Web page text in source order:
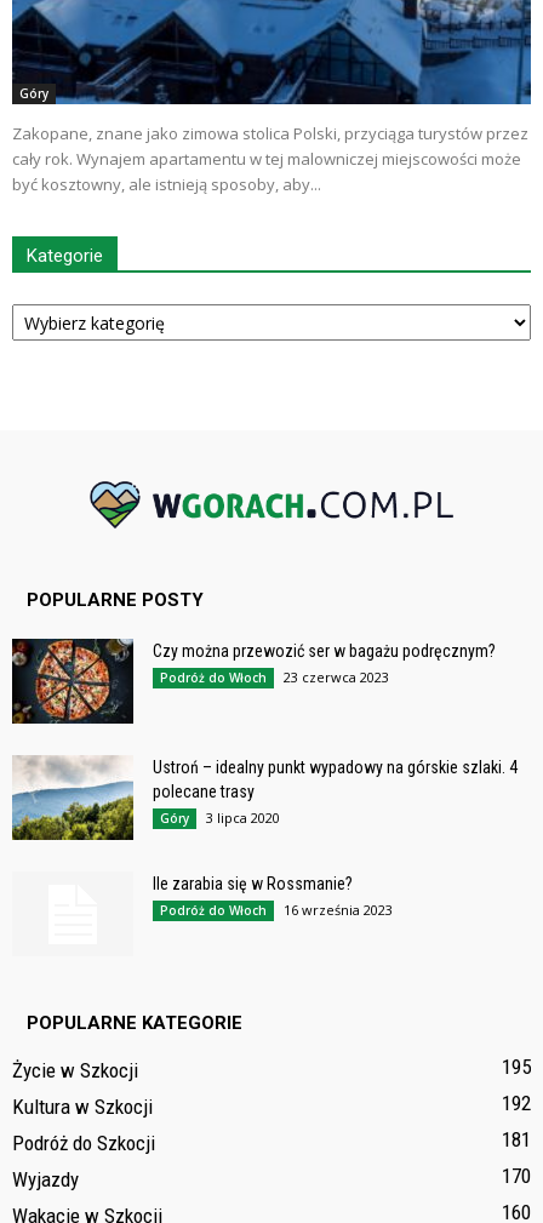
Góry
Zakopane, znane jako zimowa stolica Polski, przyciąga turystów przez
cały rok. Wynajem apartamentu w tej malowniczej miejscowości może
być kosztowny, ale istnieją sposoby, aby...
Kategorie
Kategorie
POPULARNE POSTY
Czy można przewozić ser w bagażu podręcznym?
Podróż do Włoch 23 czerwca 2023
Ustroń – idealny punkt wypadowy na górskie szlaki. 4
polecane trasy
Góry 3 lipca 2020
Ile zarabia się w Rossmanie?
Podróż do Włoch 16 września 2023
POPULARNE KATEGORIE
Życie w Szkocji
195
Kultura w Szkocji
192
Podróż do Szkocji
181
Wyjazdy
170
Wakacje w Szkocji
160